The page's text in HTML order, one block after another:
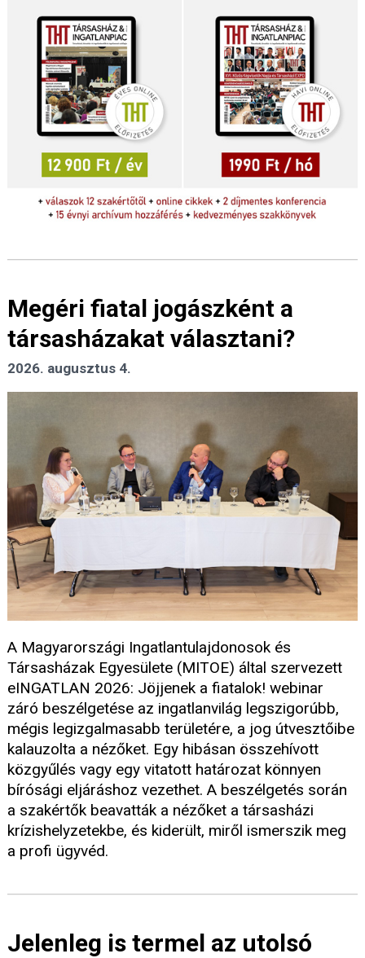
Megéri fiatal jogászként a
társasházakat választani?
2026. augusztus 4.
A Magyarországi Ingatlantulajdonosok és
Társasházak Egyesülete (MITOE) által szervezett
eINGATLAN 2026: Jöjjenek a fiatalok! webinar
záró beszélgetése az ingatlanvilág legszigorúbb,
mégis legizgalmasabb területére, a jog útvesztőibe
kalauzolta a nézőket. Egy hibásan összehívott
közgyűlés vagy egy vitatott határozat könnyen
bírósági eljáráshoz vezethet. A beszélgetés során
a szakértők beavatták a nézőket a társasházi
krízishelyzetekbe, és kiderült, miről ismerszik meg
a profi ügyvéd.
Jelenleg is termel az utolsó